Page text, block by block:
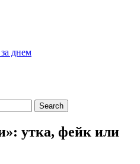
днем
утка, фейк или